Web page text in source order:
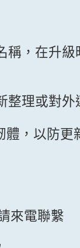
稱，在升
整理或對外
，以防更
來電聯繫